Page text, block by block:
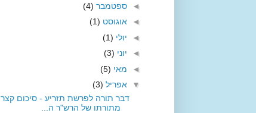
◄ ספטמבר (4)
◄ אוגוסט (1)
◄ יולי (1)
◄ יוני (3)
◄ מאי (5)
▼ אפריל (3)
דבר תורה לפרשת תזריע - סיכום קצר
מתורתו של הרש"ר ה...